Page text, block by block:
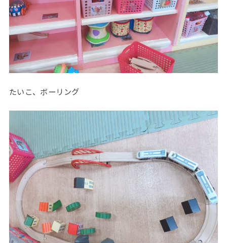
たいこ、ボーリング